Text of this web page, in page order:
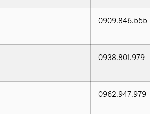
0909.846.555
0938.801.979
0962.947.979